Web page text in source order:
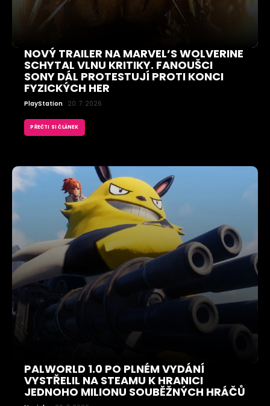
NOVÝ TRAILER NA MARVEL’S WOLVERINE
SCHYTAL VLNU KRITIKY. FANOUŠCI
SONY DÁL PROTESTUJÍ PROTI KONCI
FYZICKÝCH HER
PlayStation 20. 7. 2026
PŘEČTI SI ČLÁNEK
PALWORLD 1.0 PO PLNÉM VYDÁNÍ
VYSTŘELIL NA STEAMU K HRANICI
JEDNOHO MILIONU SOUBĚŽNÝCH HRÁČŮ